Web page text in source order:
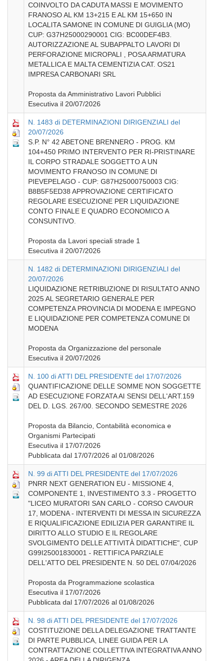
COINVOLTO DA CADUTA MASSI E MOVIMENTO
FRANOSO AL KM 13+215 E AL KM 15+650 IN
LOCALITA SAMONE IN COMUNE DI GUIGLIA (MO)
CUP: G37H25000290001 CIG: BC00DEF4B3.
AUTORIZZAZIONE AL SUBAPPALTO LAVORI DI
PERFORAZIONE MICROPALI , POSA ARMATURA
METALLICA E MALTA CEMENTIZIA CAT. OS21
IMPRESA CARBONARI SRL
Proposta da Amministrativo Lavori Pubblici
Esecutiva il 20/07/2026
N. 1483 di DETERMINAZIONI DIRIGENZIALI del
20/07/2026
S.P. N° 42 ABETONE BRENNERO - PROG. KM
104+450 PRIMO INTERVENTO PER RI-PRISTINARE
IL CORPO STRADALE SOGGETTO A UN
MOVIMENTO FRANOSO IN COMUNE DI
PIEVEPELAGO - CUP: G87H25000750003 CIG:
B8B5F5ED38 APPROVAZIONE CERTIFICATO
REGOLARE ESECUZIONE PER LIQUIDAZIONE
CONTO FINALE E QUADRO ECONOMICO A
CONSUNTIVO.
Proposta da Lavori speciali strade 1
Esecutiva il 20/07/2026
N. 1482 di DETERMINAZIONI DIRIGENZIALI del
20/07/2026
LIQUIDAZIONE RETRIBUZIONE DI RISULTATO ANNO
2025 AL SEGRETARIO GENERALE PER
COMPETENZA PROVINCIA DI MODENA E IMPEGNO
E LIQUIDAZIONE PER COMPETENZA COMUNE DI
MODENA
Proposta da Organizzazione del personale
Esecutiva il 20/07/2026
N. 100 di ATTI DEL PRESIDENTE del 17/07/2026
QUANTIFICAZIONE DELLE SOMME NON SOGGETTE
AD ESECUZIONE FORZATA AI SENSI DELL'ART.159
DEL D. LGS. 267/00. SECONDO SEMESTRE 2026
Proposta da Bilancio, Contabilità economica e
Organismi Partecipati
Esecutiva il 17/07/2026
Pubblicata dal 17/07/2026 al 01/08/2026
N. 99 di ATTI DEL PRESIDENTE del 17/07/2026
PNRR NEXT GENERATION EU - MISSIONE 4,
COMPONENTE 1, INVESTIMENTO 3.3 - PROGETTO
"LICEO MURATORI SAN CARLO - CORSO CAVOUR
17, MODENA - INTERVENTI DI MESSA IN SICUREZZA
E RIQUALIFICAZIONE EDILIZIA PER GARANTIRE IL
DIRITTO ALLO STUDIO E IL REGOLARE
SVOLGIMENTO DELLE ATTIVITÀ DIDATTICHE", CUP
G99I25001830001 - RETTIFICA PARZIALE
DELL'ATTO DEL PRESIDENTE N. 50 DEL 07/04/2026
Proposta da Programmazione scolastica
Esecutiva il 17/07/2026
Pubblicata dal 17/07/2026 al 01/08/2026
N. 98 di ATTI DEL PRESIDENTE del 17/07/2026
COSTITUZIONE DELLA DELEGAZIONE TRATTANTE
DI PARTE PUBBLICA, LINEE GUIDA PER LA
CONTRATTAZIONE COLLETTIVA INTEGRATIVA ANNO